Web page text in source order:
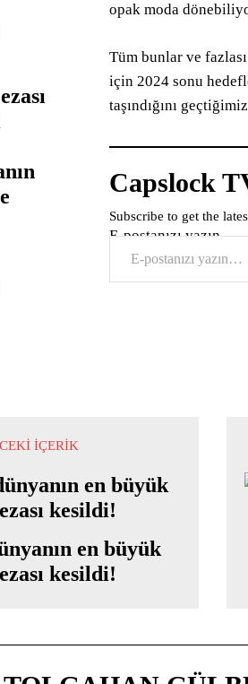
opak moda
Tüm bunlar ve
için 2024 sonu
taşındığını
Capslock
Subscribe to get the
E-postanızı yazın…
İÇERIK
en büyük
kesildi!